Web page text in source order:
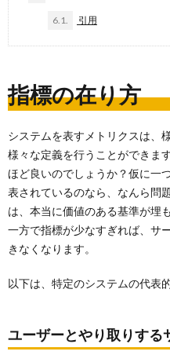
6.1. 引用
指標の在り方
システムを表すメトリクスは、
様々な定義を行うことができま
ほど良いのでしょうか？仮に一
表されているのなら、なんら問
は、本当に価値のある基準が埋
一方で指標が少なすぎれば、サ
きなくなります。
以下は、特定のシステムの代表
ユーザーとやり取りする